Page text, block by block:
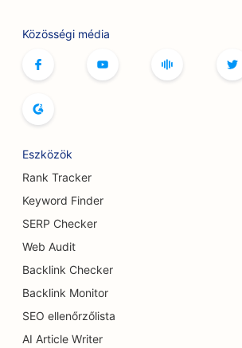
SEO a bowlingpályák számára
SEO a kenyér pékségek számára
SEO a mellnagyobbítási
SEO sörfőzdék számára
SEO kávézók számára
SEO autókereskedések számára
Közösségi média
Eszközök
Rank Tracker
Keyword Finder
SERP Checker
Web Audit
Backlink Checker
Backlink Monitor
SEO ellenőrzőlista
AI Article Writer